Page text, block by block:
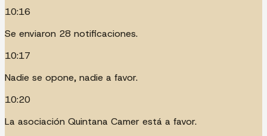
10:16
Se enviaron 28 notificaciones.
10:17
Nadie se opone, nadie a favor.
10:20
La asociación Quintana Camer está a favor.